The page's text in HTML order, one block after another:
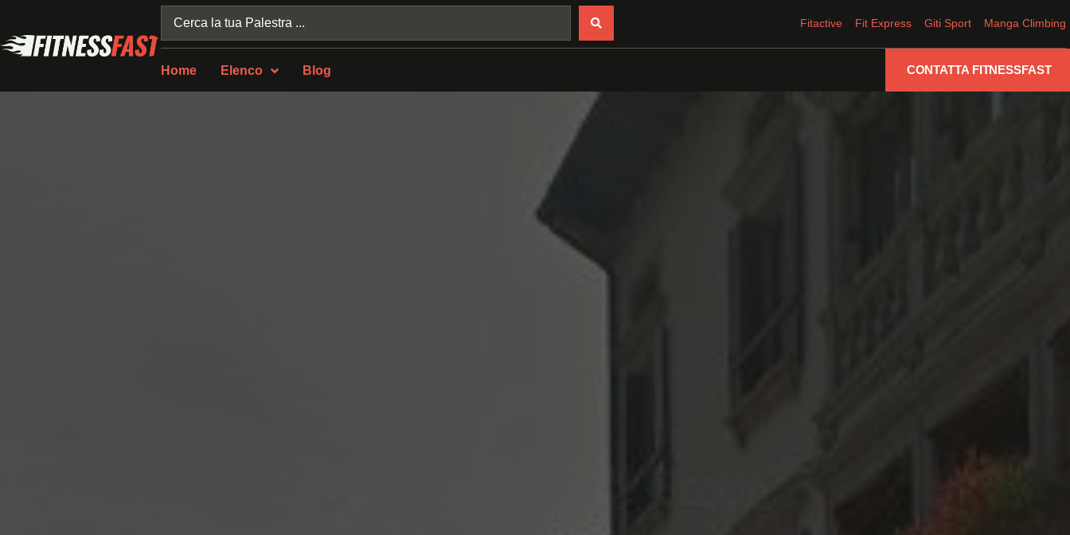
Fitactive Fit Express Giti Sport Manga Climbing
Home Elenco Blog CONTATTA FITNESSFAST